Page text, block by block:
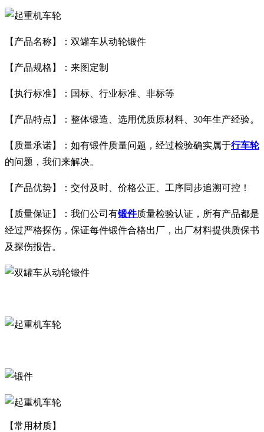
【产品名称】：双罐车从动轮锻件
【产品规格】：来图定制
【执行标准】：国标、行业标准、非标等
【产品特点】：整体锻造、选用优质原材料、30年生产经验。
【质量承诺】：如有锻件质量问题，经过检验确实属于行车轮
的问题，我们来解决。
【产品优势】：交付及时、价格公正、工序同步追溯可控！
【质量保证】：我们公司有锻件质量检验认证，所有产品都是
经过严格探伤，保证每件锻件合格出厂，出厂材料提供质保书
及探伤报告。
【常用材质】